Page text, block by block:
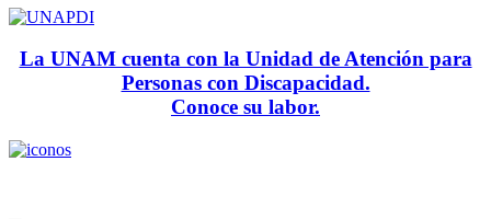
La UNAM cuenta con la Unidad de Atención para
Personas con Discapacidad.
Conoce su labor.